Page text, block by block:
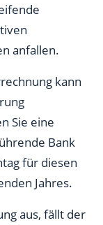
anfallen.
kann
Sie eine
Bank
für diesen
Jahres.
aus, fällt der